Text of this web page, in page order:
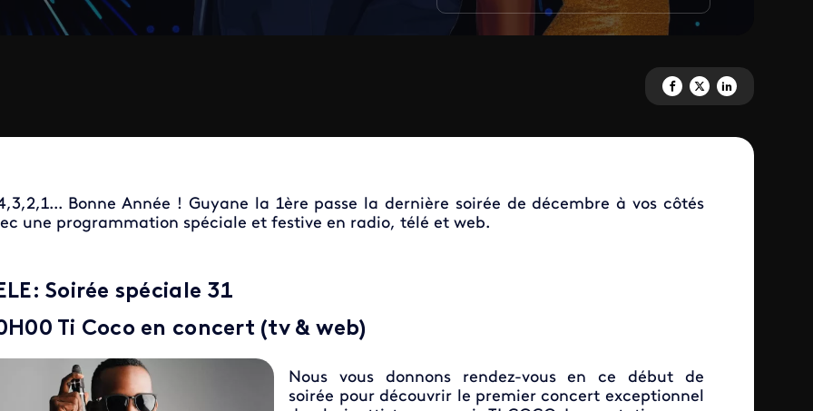
Partagez 'Guyane la 1ère sur
Partagez 'Guyane la 1ère
Partagez 'Guyane
Bonne Année ! Guyane la 1ère passe la dernière soirée de décembre à vos côtés
une programmation spéciale et festive en radio, télé et web.
Soirée spéciale 31
Ti Coco en concert (tv & web)
Nous vous donnons rendez-vous en ce début de
soirée pour découvrir le premier concert exceptionnel